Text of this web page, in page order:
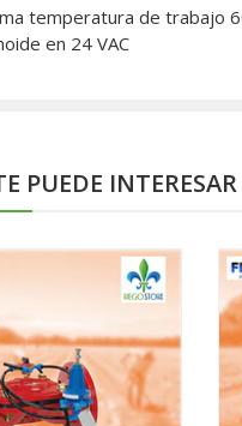
temperatura de trabajo
en 24 VAC
PUEDE INTERESAR